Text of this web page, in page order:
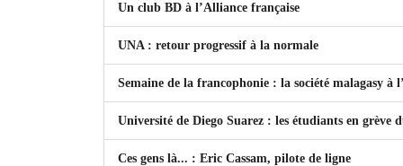
Un club BD à l’Alliance française
UNA : retour progressif à la normale
Semaine de la francophonie : la société malagasy à
Université de Diego Suarez : les étudiants en grève
Ces gens là... : Eric Cassam, pilote de ligne